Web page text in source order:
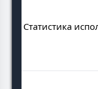
Статистика